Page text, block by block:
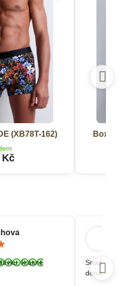
(XB78T-162)
Kč
/
5
krásné
Snadná a
doručení.